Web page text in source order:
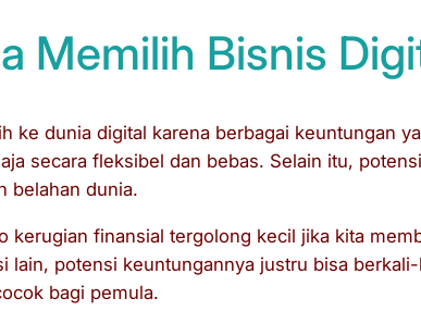
Memilih Bisnis
ke dunia digital karena berbagai keuntungan
secara fleksibel dan bebas. Selain itu,
belahan dunia.
kerugian finansial tergolong kecil jika kita
lain, potensi keuntungannya justru bisa
bagi pemula.